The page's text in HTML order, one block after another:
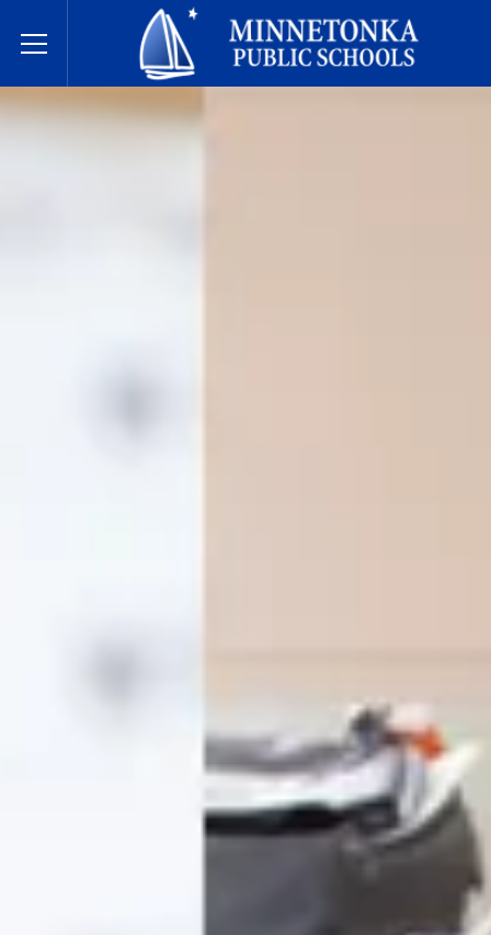
Toggle Menu
Javne škole Minnetonke